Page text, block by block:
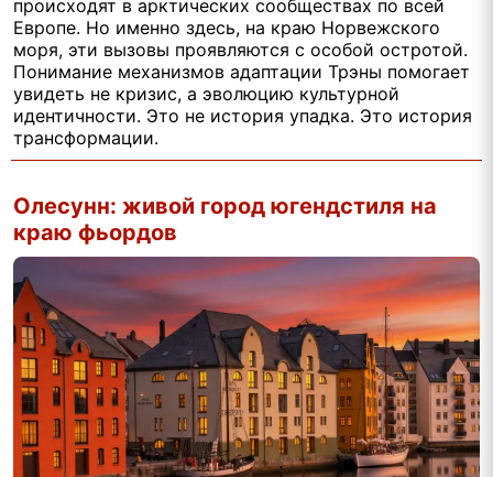
происходят в арктических сообществах по всей
Европе. Но именно здесь, на краю Норвежского
моря, эти вызовы проявляются с особой остротой.
Понимание механизмов адаптации Трэны помогает
увидеть не кризис, а эволюцию культурной
идентичности. Это не история упадка. Это история
трансформации.
Олесунн: живой город югендстиля на
краю фьордов